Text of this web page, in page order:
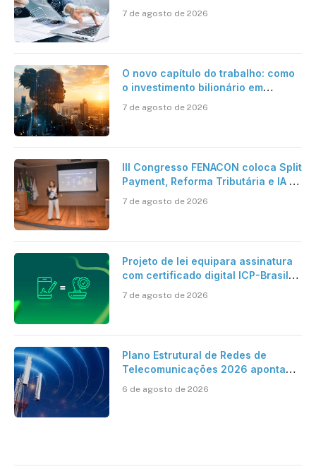
7 de agosto de 2026
O novo capítulo do trabalho: como
o investimento bilionário em
verdadeira era da inteligência
7 de agosto de 2026
III Congresso FENACON coloca Split
Payment, Reforma Tributária e IA no
7 de agosto de 2026
Projeto de lei equipara assinatura
com certificado digital ICP-Brasil
cartório
7 de agosto de 2026
Plano Estrutural de Redes de
Telecomunicações 2026 aponta
mantém desafio
6 de agosto de 2026